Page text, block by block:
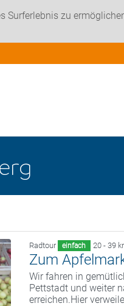
Surferlebnis zu
Radtour einfach 20 - 39
Zum
Wir fahren in
Pettstadt und weiter
erreichen.Hier